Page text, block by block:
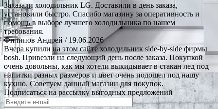
Заказали холодильник LG. Доставили в день заказа,
установили быстро. Спасибо магазину за оперативность и
помощь в выборе лучшего холодильника по нашем
требования.
Филипов Андрей / 19.06.2026
Вчера купили на этом сайте холодильник side-by-side фирмы
bosh. Привезли на следующий день после заказа. Покупкой
очень довольны, как мы хотели выкидывает в стакан лед под
напитки разных размеров и цвет очень подошел под нашу
кухню. Советуем данный магазин для покупок.
Подписаться на рассылку выгодных предложений